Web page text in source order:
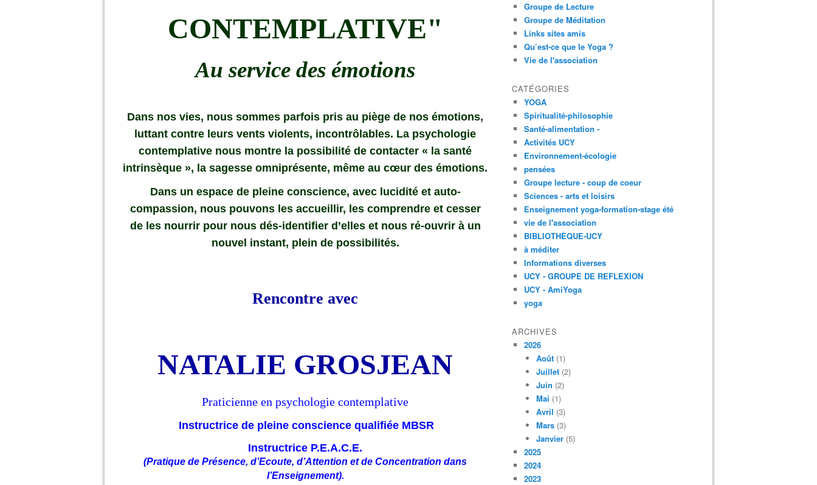
CONTEMPLATIVE"
Au service des émotions
Dans nos vies, nous sommes parfois pris au piège de nos émotions,
luttant contre leurs vents violents, incontrôlables. La psychologie
contemplative nous montre la possibilité de contacter « la santé
intrinsèque », la sagesse omniprésente, même au cœur des émotions.
Dans un espace de pleine conscience, avec lucidité et auto-
compassion, nous pouvons les accueillir, les comprendre et cesser
de les nourrir pour nous dés-identifier d’elles et nous ré-ouvrir à un
nouvel instant, plein de possibilités.
Rencontre avec
NATALIE GROSJEAN
Praticienne en psychologie contemplative
Instructrice de pleine conscience qualifiée MBSR
Instructrice P.E.A.C.E.
(Pratique de Présence, d’Ecoute, d’Attention et de Concentration dans
l’Enseignement).
Groupe de Lecture
Groupe de Méditation
Links sites amis
Qu’est-ce que le Yoga ?
Vie de l'association
CATÉGORIES
YOGA
Spiritualité-philosophie
Santé-alimentation -
Activités UCY
Environnement-écologie
pensées
Groupe lecture - coup de coeur
Sciences - arts et loisirs
Enseignement yoga-formation-stage été
vie de l'association
BIBLIOTHÈQUE-UCY
à méditer
Informations diverses
UCY - GROUPE DE REFLEXION
UCY - AmiYoga
yoga
ARCHIVES
2026
Août (1)
Juillet (2)
Juin (2)
Mai (1)
Avril (3)
Mars (3)
Janvier (5)
2025
2024
2023